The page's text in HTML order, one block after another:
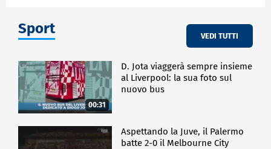
Sport VEDI TUTTI
00:31
D. Jota viaggerà sempre insieme
al Liverpool: la sua foto sul
nuovo bus
Aspettando la Juve, il Palermo
batte 2-0 il Melbourne City